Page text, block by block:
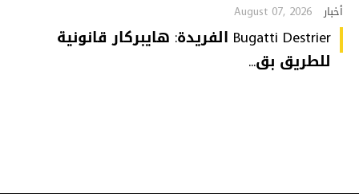
أخبار August 07, 2026
Bugatti Destrier الفريدة: هايبركار قانونية
للطريق بق...